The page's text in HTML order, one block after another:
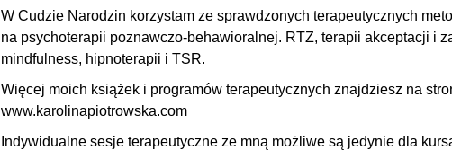
W Cudzie Narodzin korzystam ze sprawdzonych terapeutycznych
na psychoterapii poznawczo-behawioralnej. RTZ, terapii akceptacji i
mindfulness, hipnoterapii i TSR.
Więcej moich książek i programów terapeutycznych znajdziesz na
www.karolinapiotrowska.com
Indywidualne sesje terapeutyczne ze mną możliwe są jedynie dla